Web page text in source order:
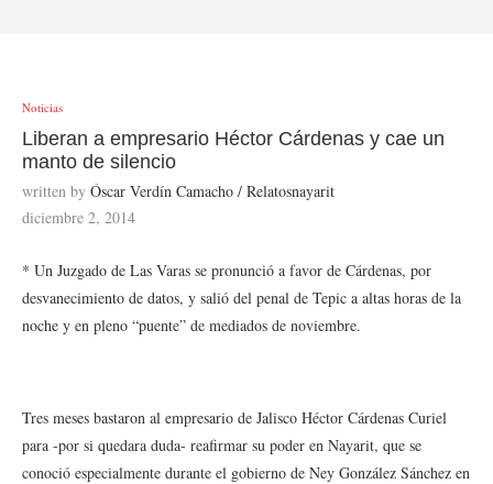
Noticias
Liberan a empresario Héctor Cárdenas y cae un
manto de silencio
written by Óscar Verdín Camacho / Relatosnayarit
diciembre 2, 2014
* Un Juzgado de Las Varas se pronunció a favor de Cárdenas, por
desvanecimiento de datos, y salió del penal de Tepic a altas horas de la
noche y en pleno “puente” de mediados de noviembre.
Tres meses bastaron al empresario de Jalisco Héctor Cárdenas Curiel
para -por si quedara duda- reafirmar su poder en Nayarit, que se
conoció especialmente durante el gobierno de Ney González Sánchez en